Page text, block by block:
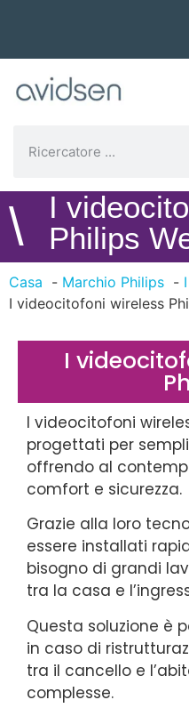
\
I
Philips
Casa Marchio Philips
I videocitofoni wireless
I
I videocitofoni
progettati per
offrendo al
comfort e sicurezza.
Grazie alla loro
essere installati
bisogno di grandi
tra la casa e
Questa soluzione è
in caso di
tra il cancello e
complesse.